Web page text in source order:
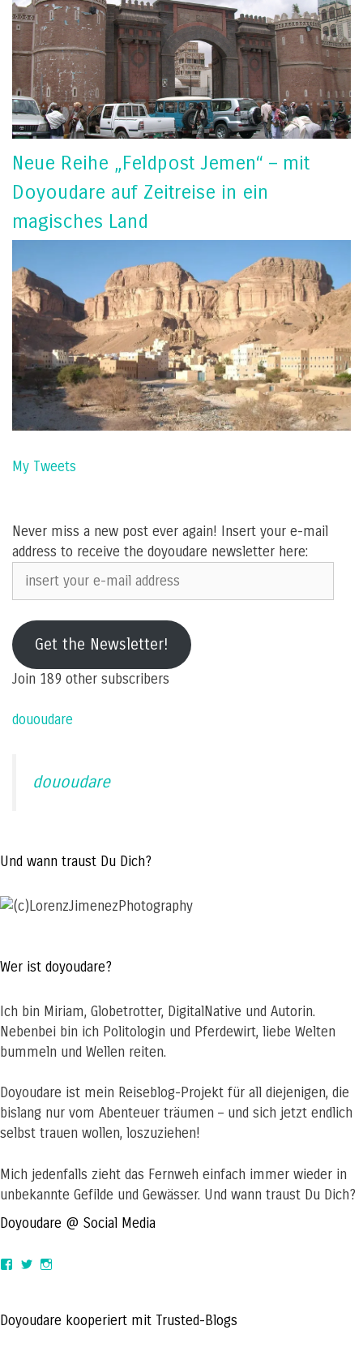
Neue Reihe „Feldpost Jemen“ – mit
Doyoudare auf Zeitreise in ein
magisches Land
My Tweets
Never miss a new post ever again! Insert your e-mail
address to receive the doyoudare newsletter here:
insert
your
mail
addressGet the Newsletter!
Join 189 other subscribers
dououdare
dououdare
Und wann traust Du Dich?
Wer ist doyoudare?
Ich bin Miriam, Globetrotter, DigitalNative und Autorin.
Nebenbei bin ich Politologin und Pferdewirt, liebe Welten
bummeln und Wellen reiten.
Doyoudare ist mein Reiseblog-Projekt für all diejenigen, die
bislang nur vom Abenteuer träumen – und sich jetzt endlich
selbst trauen wollen, loszuziehen!
Mich jedenfalls zieht das Fernweh einfach immer wieder in
unbekannte Gefilde und Gewässer. Und wann traust Du Dich?
Doyoudare @ Social Media
View
Facebook
View
TwitterInstagram
Doyoudare kooperiert mit Trusted-Blogs